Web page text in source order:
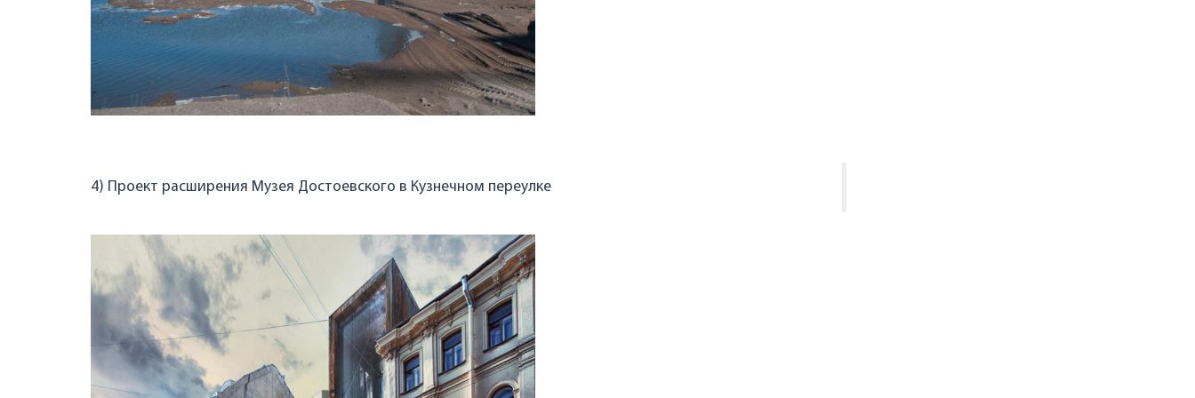
4) Проект расширения Музея Достоевского в Кузнечном переулке